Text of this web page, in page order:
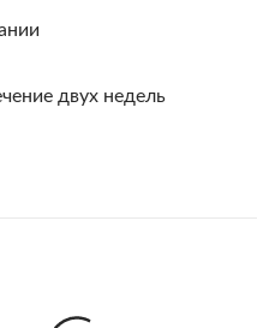
двух недель